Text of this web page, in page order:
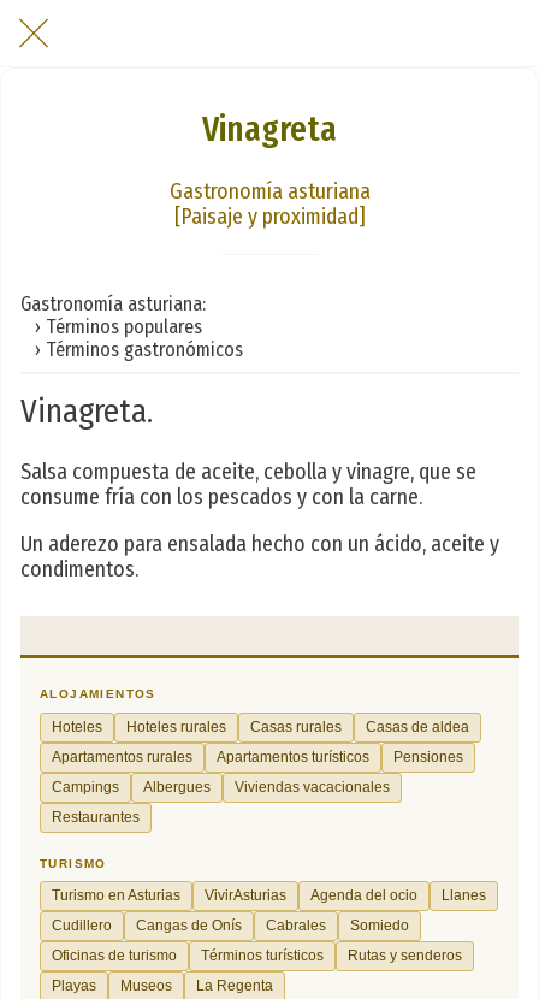
Vinagreta
Gastronomía asturiana
[Paisaje y proximidad]
Gastronomía asturiana:
› Términos populares
› Términos gastronómicos
Vinagreta.
Salsa compuesta de aceite, cebolla y vinagre, que se
consume fría con los pescados y con la carne.
Un aderezo para ensalada hecho con un ácido, aceite y
condimentos.